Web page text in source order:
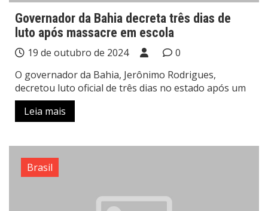
Governador da Bahia decreta três dias de
luto após massacre em escola
19 de outubro de 2024
0
O governador da Bahia, Jerônimo Rodrigues,
decretou luto oficial de três dias no estado após um
Leia mais
Brasil